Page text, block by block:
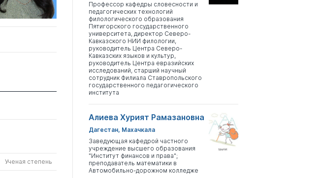
Ученая степень
Профессор кафедры словесности и
педагогических технологий
филологического образования
Пятигорского государственного
университета, директор Северо-
Кавказского НИИ филологии,
руководитель Центра Северо-
Кавказских языков и культур,
руководитель Центра евразийских
исследований, старший научный
сотрудник Филиала Ставропольского
государственного педагогического
института
Алиева Хурият Рамазановна
Дагестан, Махачкала
Заведующая кафедрой частного
учреждение высшего образования
"Институт финансов и права";
преподаватель математики в
Автомобильно-дорожном колледже